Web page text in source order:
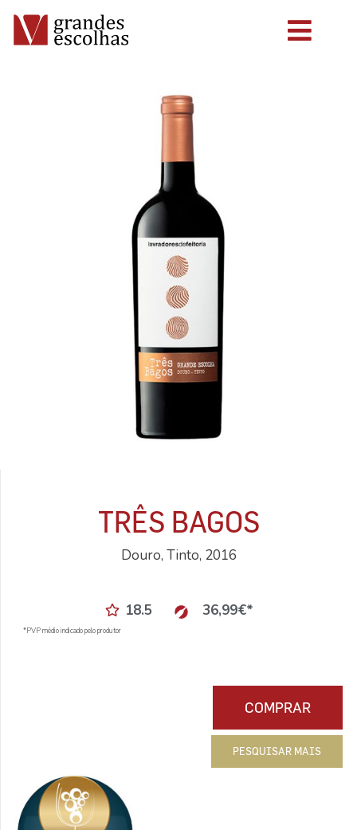
TRÊS BAGOS
Douro, Tinto, 2016
18.5 36,99€*
*PVP médio indicado pelo produtor
COMPRAR
PESQUISAR MAIS